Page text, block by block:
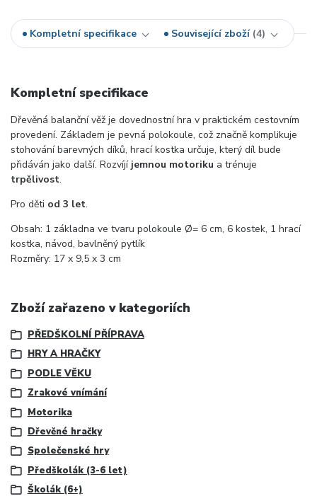
Kompletní specifikace Související zboží 4
Kompletní specifikace
Dřevěná balanční věž je dovednostní hra v praktickém cestovním
provedení. Základem je pevná polokoule, což značně komplikuje
stohování barevných díků, hrací kostka určuje, který díl bude
přidáván jako další. Rozvíjí jemnou motoriku a trénuje
trpělivost.
Pro děti od 3 let.
Obsah: 1 základna ve tvaru polokoule Ø= 6 cm, 6 kostek, 1 hrací
kostka, návod, bavlněný pytlík
Rozměry: 17 x 9,5 x 3 cm
Zboží zařazeno v kategoriích
PŘEDŠKOLNÍ PŘÍPRAVA
HRY A HRAČKY
PODLE VĚKU
Zrakové vnímání
Motorika
Dřevěné hračky
Společenské hry
Předškolák (3-6 let)
Školák (6+)